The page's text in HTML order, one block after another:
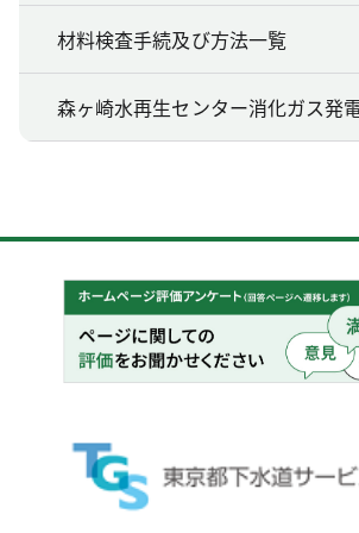
材料検査手続及び方法一覧
森ヶ崎水再生センター消化ガス発